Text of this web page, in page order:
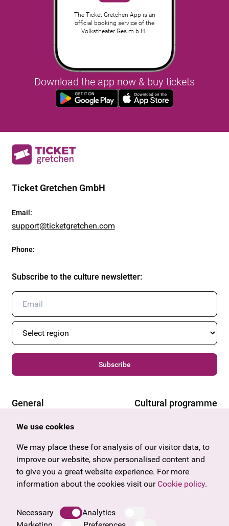
The Ticket Gretchen App is an
official booking service of the
Volkstheater Ges.m.b.H..
Download the app now & buy tickets
Ticket Gretchen GmbH
Email :
support@ticketgretchen.com
Phone:
Subscribe to the culture newsletter:
Subscribe
General
Offers & News
Gift voucher
Frequently asked questions
Legal notice
Cultural programme
Vorarlberg
Burgenland
Salzburg
Upper Austria
We use cookies
We may place these for analysis of our visitor data, to
improve our website, show personalised content and
to give you a great website experience. For more
information about the cookies visit our Cookie policy.
Necessary
Analytics